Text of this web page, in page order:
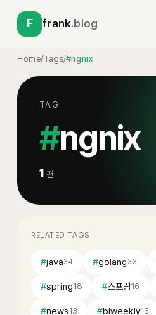
F frank.blog
Home/Tags/#ngnix
TAG
#ngnix
1 편
RELATED TAGS
#java34 #golang33
#spring18 #스프링16
#news13 #biweekly13